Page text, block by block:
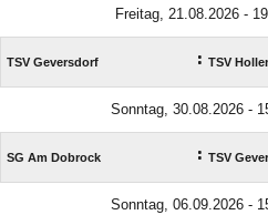
Freitag, 21.08.2026 -
TSV Geversdorf : TSV
Sonntag, 30.08.2026 -
SG Am Dobrock : TSV
Sonntag, 06.09.2026 -